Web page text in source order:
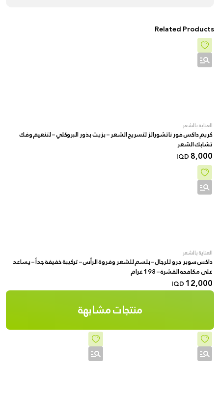
Related Products
العناية بالشعر
كريم داكس فور ناتشورالز لتسريح الشعر – بزيت بذور البروكلي – لتنعيم وفك
تشابك الشعر
8,000
IQD
العناية بالشعر
داكس سوبر جرو للرجال – بلسم للشعر وفروة الرأس – تركيبة خفيفة جداً – يساعد
على مكافحة القشرة – 198 غرام
12,000
IQD
منتجات مشابهة